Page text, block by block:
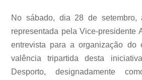
No sábado, dia 28 de setembro,
representada pela Vice-presidente
entrevista para a organização do
valência tripartida desta
Desporto, designadamente